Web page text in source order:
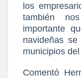
los
también
importante
navideñas
municipios
Comentó